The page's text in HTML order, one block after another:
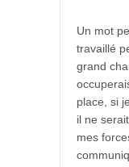
Un mot
travaillé
grand
place, si
il ne
mes